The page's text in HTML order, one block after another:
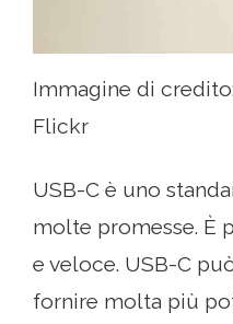
Immagine di
Flickr
USB-C è uno
molte promesse. È
e veloce. USB-C
fornire molta più